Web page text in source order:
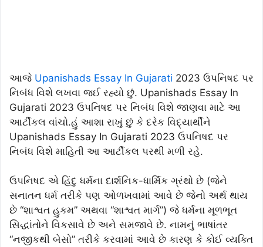
આજે Upanishads Essay In Gujarati 2023 ઉપનિષદ પર
નિબંધ વિશે લખવા જઈ રહ્યો છું. Upanishads Essay In
Gujarati 2023 ઉપનિષદ પર નિબંધ વિશે જાણવા માટે આ
આર્ટીકલ વાંચો.હું આશા રાખું છું કે દરેક વિદ્યાર્થીને
Upanishads Essay In Gujarati 2023 ઉપનિષદ પર
નિબંધ વિશે માહિતી આ આર્ટીકલ પરથી મળી રહે.
ઉપનિષદ એ હિંદુ ધર્મના દાર્શનિક-ધાર્મિક ગ્રંથો છે (જેને
સનાતન ધર્મ તરીકે પણ ઓળખવામાં આવે છે જેનો અર્થ થાય
છે “શાશ્વત હુકમ” અથવા “શાશ્વત માર્ગ”) જે ધર્મના મૂળભૂત
સિદ્ધાંતોને વિકસાવે છે અને સમજાવે છે. નામનું ભાષાંતર
“નજીકથી બેસો” તરીકે કરવામાં આવે છે કારણ કે કોઈ વ્યક્તિ